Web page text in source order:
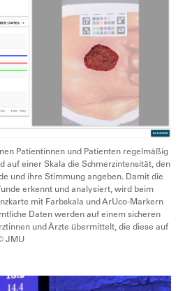
Patientinnen und Patienten regelmäßig
auf einer Skala die Schmerzintensität, den
und ihre Stimmung angeben. Damit die
erkennt und analysiert, wird beim
mit Farbskala und ArUco-Markern
Daten werden auf einem sicheren
und Ärzte übermittelt, die diese auf
JMU